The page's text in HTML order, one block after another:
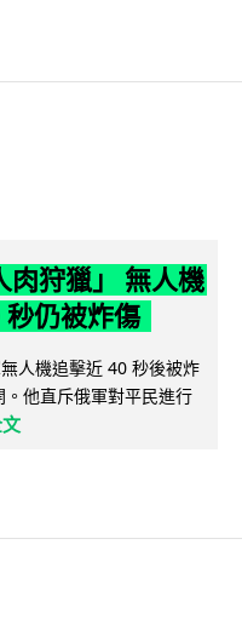
肉狩獵」 無人機
仍被炸傷
人機追擊近 40 秒後被炸
他直斥俄軍對平民進行